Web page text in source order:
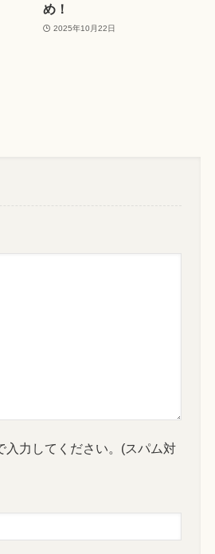
め！
2025年10月22日
入力してください。(スパム対